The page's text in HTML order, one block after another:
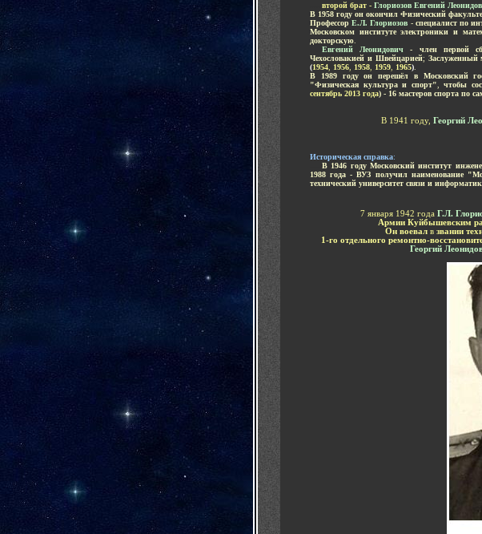
второй брат - Глориозов Евгений
В 1958 году он окончил Физический
ПрофессорЕ.Л. Глориозов - специалист по
Московском институте электроники и
докторскую
Евгений Леонидович- член первой
Чехословакией и Швейцарией; Заслуженный
(1954 1956 1958 1959 1965)
В 1989 году он перешёл в Московский
"Физическая культура и спорт" ,чтобы
сентябрь 2013 года) - 16 мастеров спорта по
В 1941 году, Георгий
Историческая справка:
В 1946 году Московский институт
1988 года - ВУЗ получил наименование
технический университет связи и
7 января 1942 года Г.Л.
Армии Куйбышевским
Он воевал в звании
1-го отдельного ремонтно-
Георгий